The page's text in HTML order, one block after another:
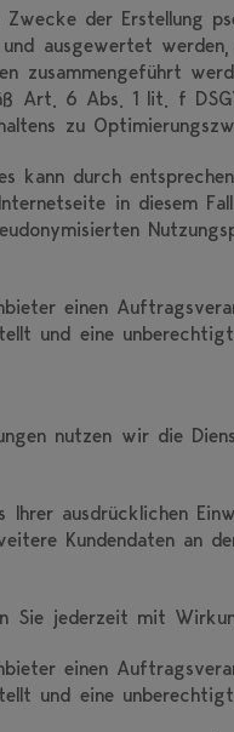
Zwecke der Erstellung
ausgewertet
zusammengeführt
Art. 6 Abs. 1 lit. f
zu
kann durch
in diesem
einen
und eine
nutzen wir die
Ihrer ausdrücklichen
Kundendaten an
Sie jederzeit mit
einen
und eine